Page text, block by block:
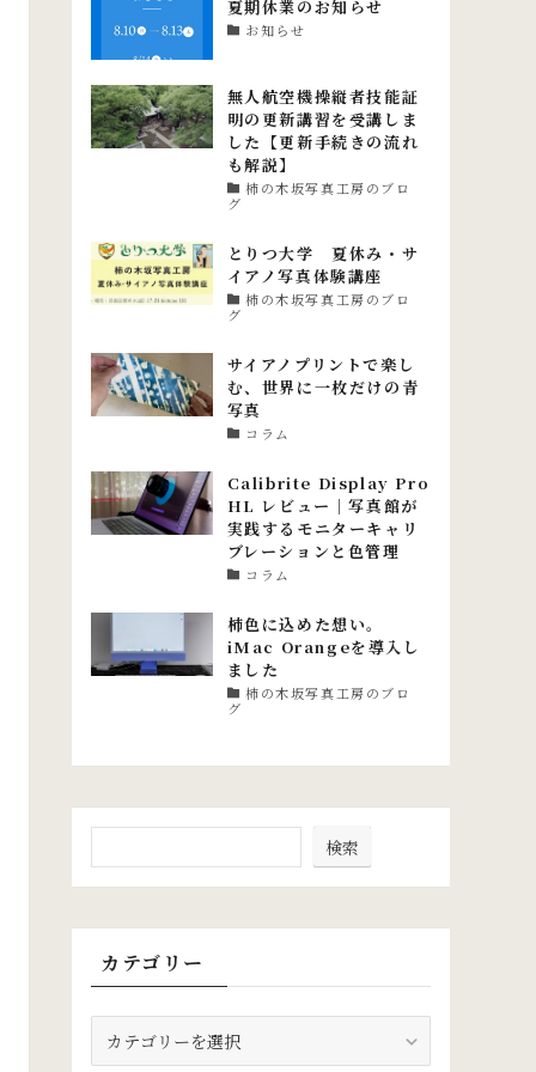
夏期休業のお知らせ
お知らせ
無人航空機操縦者技能証
明の更新講習を受講しま
した【更新手続きの流れ
も解説】
柿の木坂写真工房のブロ
グ
とりつ大学 夏休み・サ
イアノ写真体験講座
柿の木坂写真工房のブロ
グ
サイアノプリントで楽し
む、世界に一枚だけの青
写真
コラム
Calibrite Display Pro
HL レビュー｜写真館が
実践するモニターキャリ
ブレーションと色管理
コラム
柿色に込めた想い。
iMac Orangeを導入し
ました
柿の木坂写真工房のブロ
グ
検索
カテゴリー
テ